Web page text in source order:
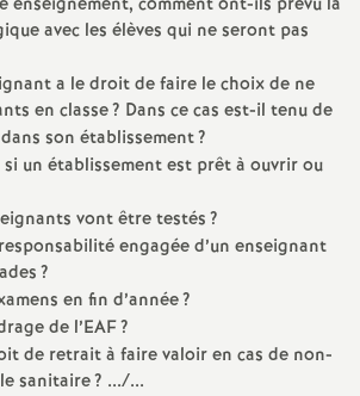
g
n
e
m
e
avec les élèves qui ne seront pas
a le droit de faire le choix de ne
en classe? Dans ce cas est-il tenu de
son établissement?
un établissement est prêt à ouvrir ou
vont être testés?
engagée d’un enseignant
?
en fin d’année?
de l’EAF?
de retrait à faire valoir en cas de non-
sanitaire? .../...